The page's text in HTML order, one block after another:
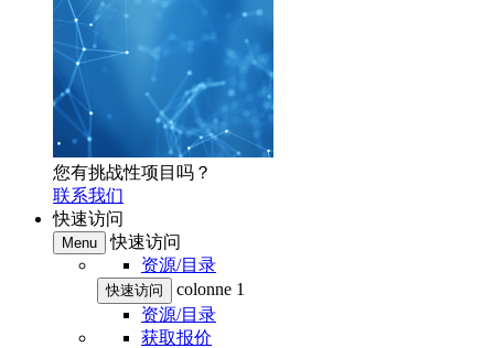
您有挑战性项目吗？
联系我们
快速访问
Menu
快速访问
资源/目录
快速访问
colonne 1
资源/目录
获取报价